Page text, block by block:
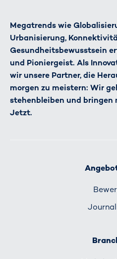
Megatrends wie
Urbanisierung,
Gesundheitsbewusstsein
und Pioniergeist. Als
wir unsere Partner, die
morgen zu meistern: Wir
stehenbleiben und bringen
Jetzt.